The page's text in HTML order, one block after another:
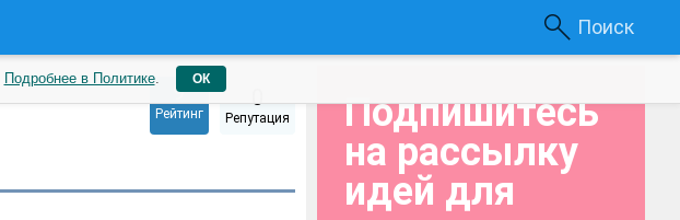
Поиск
9
Рейтинг
0
Репутация
Подпишитесь
на рассылку
идей для
Подробнее в Политике. ОК